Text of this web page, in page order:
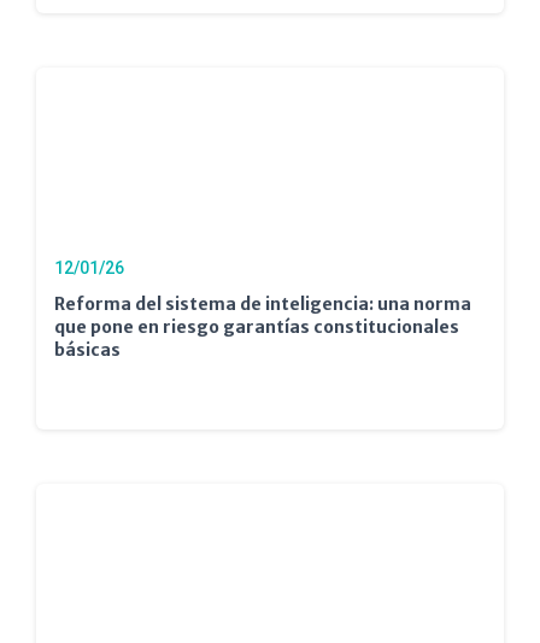
12/01/26
Reforma del sistema de inteligencia: una norma
que pone en riesgo garantías constitucionales
básicas